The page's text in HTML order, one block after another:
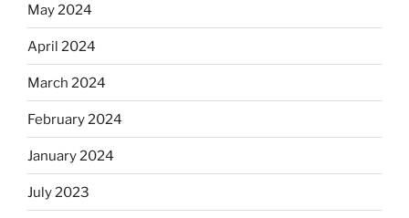
May 2024
April 2024
March 2024
February 2024
January 2024
July 2023